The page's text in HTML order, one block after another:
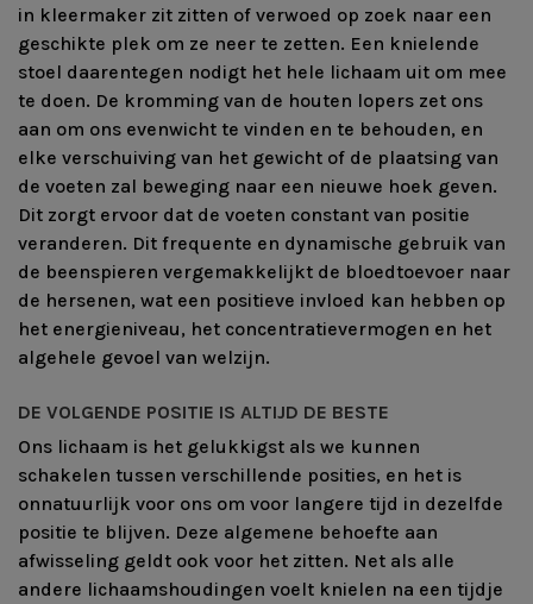
in kleermaker zit zitten of verwoed op zoek naar een
geschikte plek om ze neer te zetten. Een knielende
stoel daarentegen nodigt het hele lichaam uit om mee
te doen. De kromming van de houten lopers zet ons
aan om ons evenwicht te vinden en te behouden, en
elke verschuiving van het gewicht of de plaatsing van
de voeten zal beweging naar een nieuwe hoek geven.
Dit zorgt ervoor dat de voeten constant van positie
veranderen. Dit frequente en dynamische gebruik van
de beenspieren vergemakkelijkt de bloedtoevoer naar
de hersenen, wat een positieve invloed kan hebben op
het energieniveau, het concentratievermogen en het
algehele gevoel van welzijn.
DE VOLGENDE POSITIE IS ALTIJD DE BESTE
Ons lichaam is het gelukkigst als we kunnen
schakelen tussen verschillende posities, en het is
onnatuurlijk voor ons om voor langere tijd in dezelfde
positie te blijven. Deze algemene behoefte aan
afwisseling geldt ook voor het zitten. Net als alle
andere lichaamshoudingen voelt knielen na een tijdje